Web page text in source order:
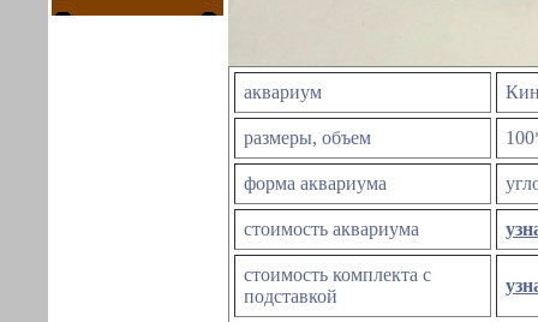
аквариум
размеры, объем
форма аквариума
стоимость аквариума
стоимость комплекта с
подставкой